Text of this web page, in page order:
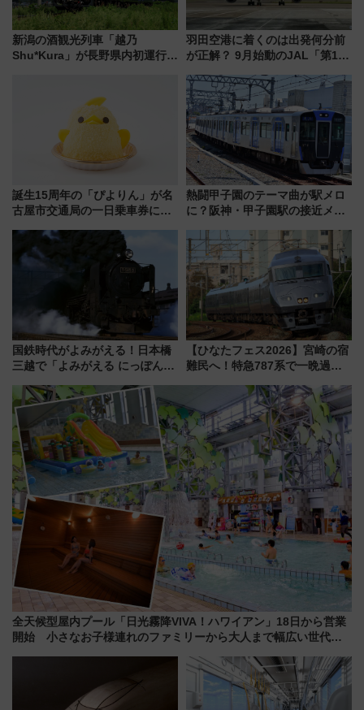
新潟の酒観光列車「越乃
Shu*Kura」が長野県内初運行！
羽田空港に着くのは出発何分前
が正解？ 9月始動のJAL「第1タ
歩1キロ超え！ 知っておきたい
変更点まとめ
誕生15周年の「ぴよりん」が名
古屋市交通局の一日乗車券に！
定1万5000枚】
熱闘甲子園のテーマ曲が駅メロ
に？阪神・甲子園駅の接近メロ
谷実アレンジの特別仕様へ、8月
5日始発から
国鉄時代がよみがえる！日本橋
三越で「よみがえる にっぽんの
敬の名作写真も、駅弁フェスも
同時開催！
【ひなたフェス2026】宮崎の宿
難民へ！特急787系で一晩過ご
ローおひさま」が救世主に？
全天候型屋内プール「日光霧降VIVA！ハワイアン」18日から営業
開始 小さなお子様連れのファミリーから大人まで幅広い世代が